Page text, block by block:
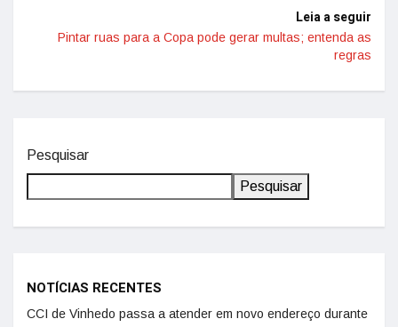
Leia a seguir
Pintar ruas para a Copa pode gerar multas; entenda as
regras
Pesquisar
Pesquisar
NOTÍCIAS RECENTES
CCI de Vinhedo passa a atender em novo endereço durante